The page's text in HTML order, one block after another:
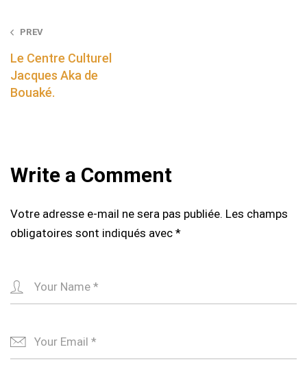
Post
navigation
PREV
Le Centre Culturel
Jacques Aka de
Bouaké.
Write a Comment
Votre adresse e-mail ne sera pas publiée. Les champs
obligatoires sont indiqués avec *